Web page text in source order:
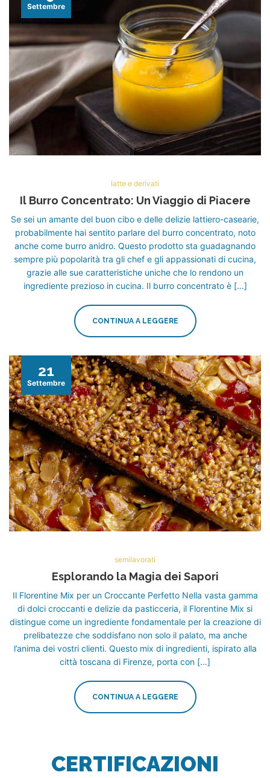
latte e derivati
Il Burro Concentrato: Un Viaggio di Piacere
Se sei un amante del buon cibo e delle delizie lattiero-casearie,
probabilmente hai sentito parlare del burro concentrato, noto
anche come burro anidro. Questo prodotto sta guadagnando
sempre più popolarità tra gli chef e gli appassionati di cucina,
grazie alle sue caratteristiche uniche che lo rendono un
ingrediente prezioso in cucina. Il burro concentrato è […]
CONTINUA A LEGGERE
Settembre
semilavorati
Esplorando la Magia dei Sapori
Il Florentine Mix per un Croccante Perfetto Nella vasta gamma
di dolci croccanti e delizie da pasticceria, il Florentine Mix si
distingue come un ingrediente fondamentale per la creazione di
prelibatezze che soddisfano non solo il palato, ma anche
l’anima dei vostri clienti. Questo mix di ingredienti, ispirato alla
città toscana di Firenze, porta con […]
CONTINUA A LEGGERE
21
Settembre
CERTIFICAZIONI